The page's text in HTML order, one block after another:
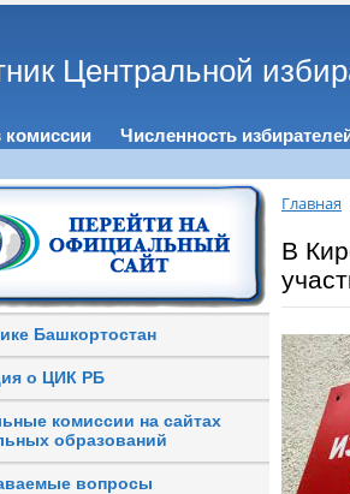
Центральной
комиссии Численность
Башкортостан
о ЦИК РБ
комиссии на сайтах
образований
вопросы
Главная
В